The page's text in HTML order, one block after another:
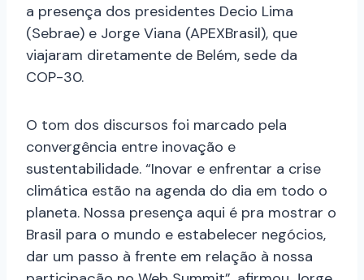
a presença dos presidentes Decio Lima
(Sebrae) e Jorge Viana (APEXBrasil), que
viajaram diretamente de Belém, sede da
COP-30.
O tom dos discursos foi marcado pela
convergência entre inovação e
sustentabilidade. “Inovar e enfrentar a crise
climática estão na agenda do dia em todo o
planeta. Nossa presença aqui é pra mostrar o
Brasil para o mundo e estabelecer negócios,
dar um passo à frente em relação à nossa